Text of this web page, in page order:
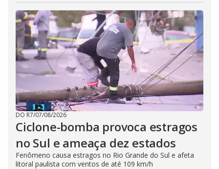
DO R7/07/08/2026
Ciclone-bomba provoca estragos
no Sul e ameaça dez estados
Fenômeno causa estragos no Rio Grande do Sul e afeta
litoral paulista com ventos de até 109 km/h